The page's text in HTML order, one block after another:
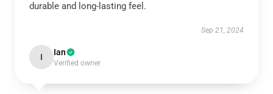
durable and long-lasting feel.
Sep 21, 2024
I Ian
Verified owner